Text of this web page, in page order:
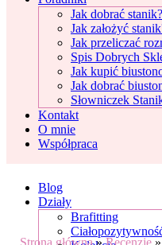
Jak dobrać stanik?
Jak założyć
Jak przeliczać
Spis Dobrych
Jak kupić
Jak dobrać
Słowniczek
Kontakt
O mnie
Współpraca
Blog
Działy
Brafitting
Strona główna»Recenzje